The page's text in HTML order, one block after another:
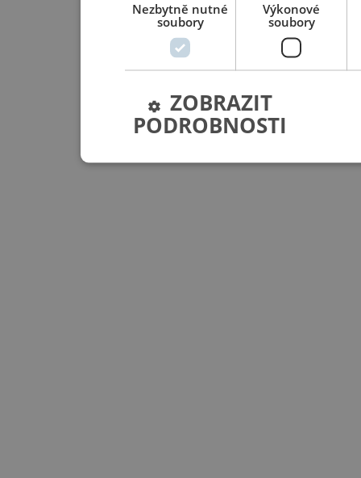
Nezbytně nutné
soubory
Výkonové
soubory
ZOBRAZIT
PODROBNOSTI